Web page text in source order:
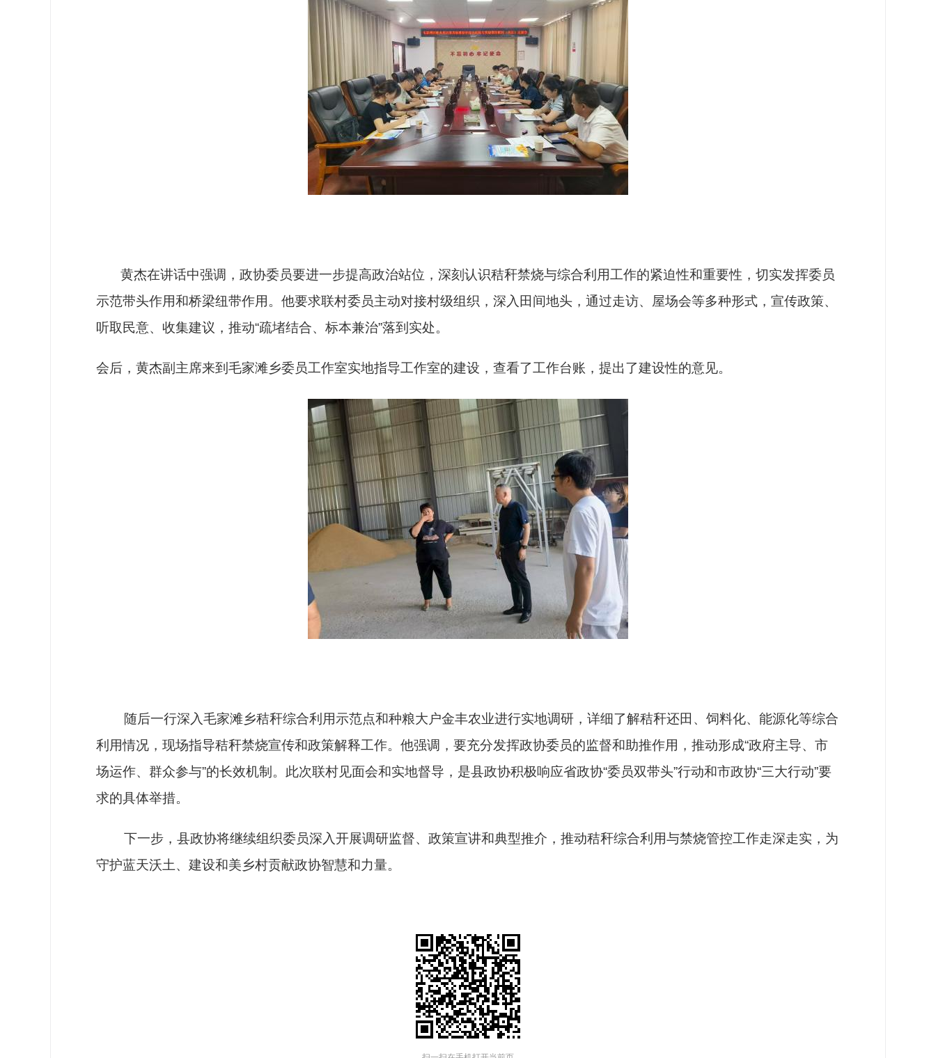
黄杰在讲话中强调，政协委员要进一步提高政治站位，深刻认识秸秆禁烧与综合利用工作的紧迫性和重要性，切实发挥委员
示范带头作用和桥梁纽带作用。他要求联村委员主动对接村级组织，深入田间地头，通过走访、屋场会等多种形式，宣传政策、
听取民意、收集建议，推动“疏堵结合、标本兼治”落到实处。
会后，黄杰副主席来到毛家滩乡委员工作室实地指导工作室的建设，查看了工作台账，提出了建设性的意见。
随后一行深入毛家滩乡秸秆综合利用示范点和种粮大户金丰农业进行实地调研，详细了解秸秆还田、饲料化、能源化等综合
利用情况，现场指导秸秆禁烧宣传和政策解释工作。他强调，要充分发挥政协委员的监督和助推作用，推动形成“政府主导、市
场运作、群众参与”的长效机制。此次联村见面会和实地督导，是县政协积极响应省政协“委员双带头”行动和市政协“三大行动”要
求的具体举措。
下一步，县政协将继续组织委员深入开展调研监督、政策宣讲和典型推介，推动秸秆综合利用与禁烧管控工作走深走实，为
守护蓝天沃土、建设和美乡村贡献政协智慧和力量。